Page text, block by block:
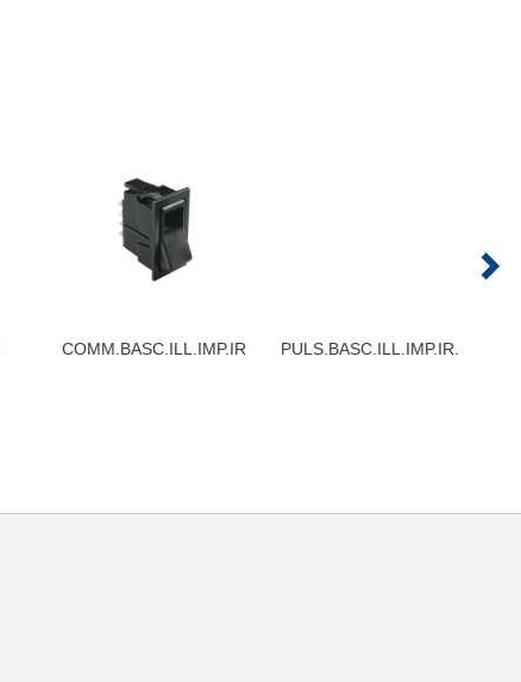
COMM.BASC.ILL.IMP.IR PULS.BASC.ILL.IMP.IR.